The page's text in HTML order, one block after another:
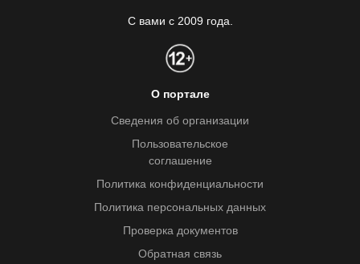
С вами с 2009 года.
О портале
Сведения об организации
Пользовательское
соглашение
Политика конфиденциальности
Политика персональных данных
Проверка документов
Обратная связь